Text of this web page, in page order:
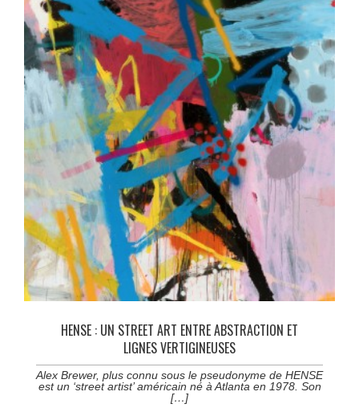
HENSE : UN STREET ART ENTRE ABSTRACTION ET
LIGNES VERTIGINEUSES
Alex Brewer, plus connu sous le pseudonyme de HENSE
est un ‘street artist’ américain né à Atlanta en 1978. Son
[…]